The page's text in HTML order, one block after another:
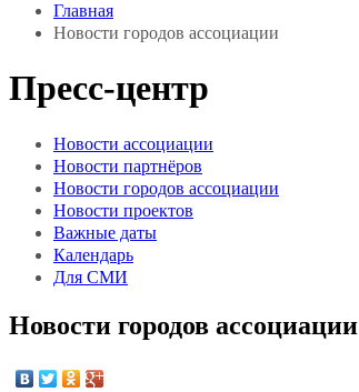
Главная
Новости городов ассоциации
Пресс-центр
Новости ассоциации
Новости партнёров
Новости городов ассоциации
Новости проектов
Важные даты
Календарь
Для СМИ
Новости городов ассоциации